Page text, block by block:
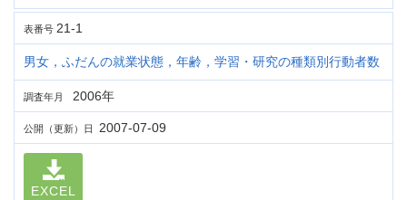
表番号 21-1
男女，ふだんの就業状態，年齢，学習・研究の種類別行動者数
調査年月 2006年
公開（更新）日 2007-07-09
EXCEL